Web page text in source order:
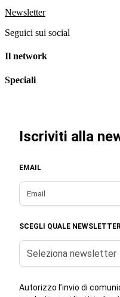
Newsletter
Seguici sui social
Il network
Speciali
Iscriviti alla
EMAIL
SCEGLI QUALE
Seleziona newsletter
Autorizzo l’invio di